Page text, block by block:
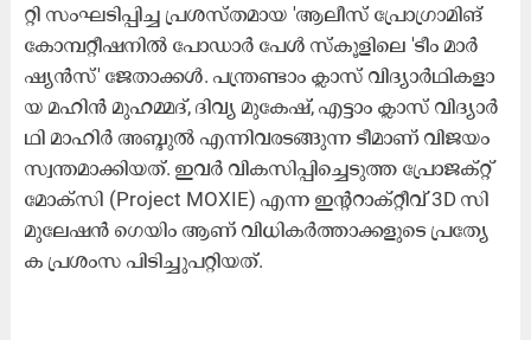
റ്റി സം​ഘ​ടി​പ്പി​ച്ച പ്ര​ശ​സ്ത​മാ​യ 'ആ​ലീ​സ് പ്രോ​ഗ്രാ​മി​ങ്
കോ​മ്പ​റ്റീ​ഷ​നി​ൽ പോ​ഡാ​ർ പേ​ൾ സ്കൂ​ളി​ലെ 'ടീം ​മാ​ർ​
ഷ്യ​ൻ​സ്' ജേ​താ​ക്ക​ൾ. പ​ന്ത്ര​ണ്ടാം ക്ലാ​സ് വി​ദ്യാ​ർ​ഥി​ക​ളാ​
യ മ​ഹി​ൻ മു​ഹ​മ്മ​ദ്, ദി​വ്യ മു​കേ​ഷ്, എ​ട്ടാം ക്ലാ​സ് വി​ദ്യാ​ർ​
ഥി മാ​ഹി​ർ അ​ബ്ദു​ൽ എ​ന്നി​വ​ര​ട​ങ്ങു​ന്ന ടീ​മാ​ണ് വി​ജ​യം
സ്വ​ന്ത​മാ​ക്കി​യ​ത്. ഇ​വ​ർ വി​ക​സി​പ്പി​ച്ചെ​ടു​ത്ത പ്രോ​ജ​ക്റ്റ്
മോ​ക്സി (Project MOXIE) എ​ന്ന ഇ​ന്റ​റാ​ക്റ്റീ​വ് 3D സി​
മു​ലേ​ഷ​ൻ ഗെ​യിം ആ​ണ് വി​ധി​ക​ർ​ത്താ​ക്ക​ളു​ടെ പ്ര​ത്യേ​
ക പ്ര​ശം​സ പി​ടി​ച്ചു​പ​റ്റി​യ​ത്.